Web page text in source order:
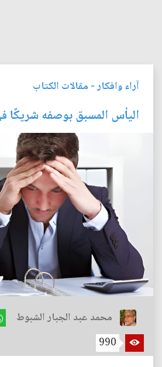
آراء وافكار- مقالات الكتاب
اليأس المسبق بوصفه شريكًا
محمد عبد الجبار الشبوط
990